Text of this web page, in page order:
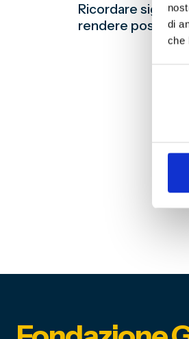
di
che
Ricordare
rendere possibile